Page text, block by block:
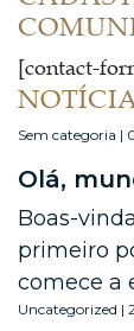
[contact-
Sem categoria |
Olá,
Boas-
primeiro
comece a
Uncategorized |